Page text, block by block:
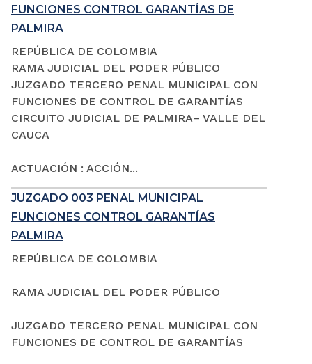
FUNCIONES CONTROL GARANTÍAS DE
PALMIRA
REPÚBLICA DE COLOMBIA
RAMA JUDICIAL DEL PODER PÚBLICO
JUZGADO TERCERO PENAL MUNICIPAL CON
FUNCIONES DE CONTROL DE GARANTÍAS
CIRCUITO JUDICIAL DE PALMIRA– VALLE DEL
CAUCA
ACTUACIÓN : ACCIÓN...
JUZGADO 003 PENAL MUNICIPAL
FUNCIONES CONTROL GARANTÍAS
PALMIRA
REPÚBLICA DE COLOMBIA
RAMA JUDICIAL DEL PODER PÚBLICO
JUZGADO TERCERO PENAL MUNICIPAL CON
FUNCIONES DE CONTROL DE GARANTÍAS